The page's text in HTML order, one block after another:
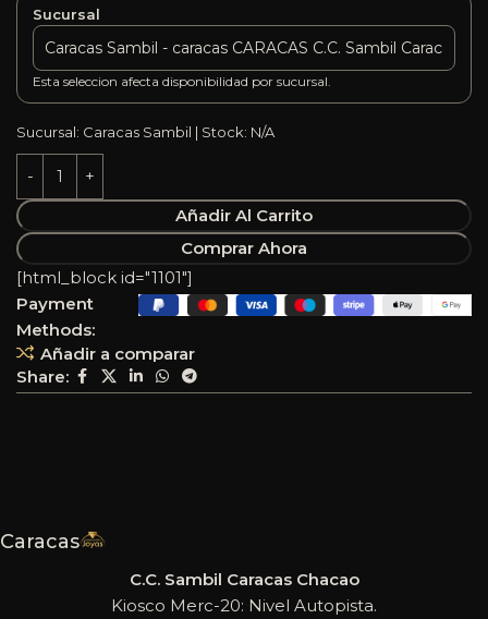
Sucursal
Esta seleccion afecta disponibilidad por sucursal.
Sucursal: Caracas Sambil | Stock: N/A
Añadir Al Carrito
Comprar Ahora
Añadir a comparar
Share:
[html_block id="1101"]
Payment
Methods:
Caracas
C.C. Sambil Caracas Chacao
Kiosco Merc-20: Nivel Autopista.